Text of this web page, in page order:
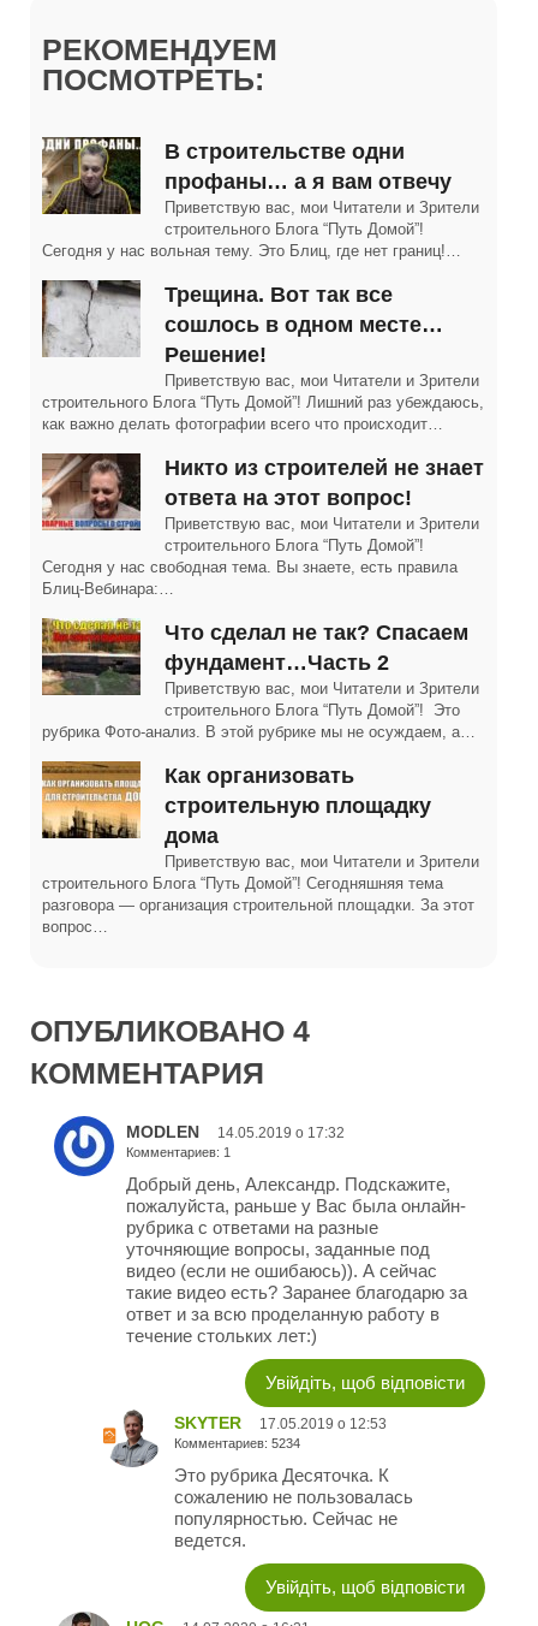
РЕКОМЕНДУЕМ
ПОСМОТРЕТЬ:
В строительстве одни
профаны… а я вам отвечу
Приветствую вас, мои Читатели и Зрители
строительного Блога “Путь Домой”!
Сегодня у нас вольная тему. Это Блиц, где нет границ!…
Трещина. Вот так все
сошлось в одном месте…
Решение!
Приветствую вас, мои Читатели и Зрители
строительного Блога “Путь Домой”! Лишний раз убеждаюсь,
как важно делать фотографии всего что происходит…
Никто из строителей не знает
ответа на этот вопрос!
Приветствую вас, мои Читатели и Зрители
строительного Блога “Путь Домой”!
Сегодня у нас свободная тема. Вы знаете, есть правила
Блиц-Вебинара:…
Что сделал не так? Спасаем
фундамент…Часть 2
Приветствую вас, мои Читатели и Зрители
строительного Блога “Путь Домой”! Это
рубрика Фото-анализ. В этой рубрике мы не осуждаем, а…
Как организовать
строительную площадку
дома
Приветствую вас, мои Читатели и Зрители
строительного Блога “Путь Домой”! Сегодняшняя тема
разговора — организация строительной площадки. За этот
вопрос…
ОПУБЛИКОВАНО 4
КОММЕНТАРИЯ
MODLEN 14.05.2019 о 17:32
Комментариев: 1
Добрый день, Александр. Подскажите,
пожалуйста, раньше у Вас была онлайн-
рубрика с ответами на разные
уточняющие вопросы, заданные под
видео (если не ошибаюсь)). А сейчас
такие видео есть? Заранее благодарю за
ответ и за всю проделанную работу в
течение стольких лет:)
Увійдіть, щоб відповісти
SKYTER 17.05.2019 о 12:53
Комментариев: 5234
Это рубрика Десяточка. К
сожалению не пользовалась
популярностью. Сейчас не
ведется.
Увійдіть, щоб відповісти